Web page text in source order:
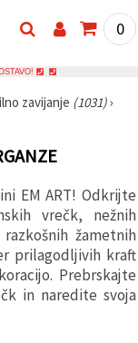
0
zavijanje (1031)›
EM ART! Odkrijte
vrečk, nežnih
žametnih
prilagodljivih kraft
Prebrskajte
in naredite svoja